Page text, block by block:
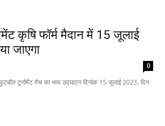
कृषि फॉर्म मैदान में 15 जूलाई
जाएगा
0
टूर्नामेंट मैच का भव्य उद्घाटन दिनांक 15 जूलाई 2023, दिन